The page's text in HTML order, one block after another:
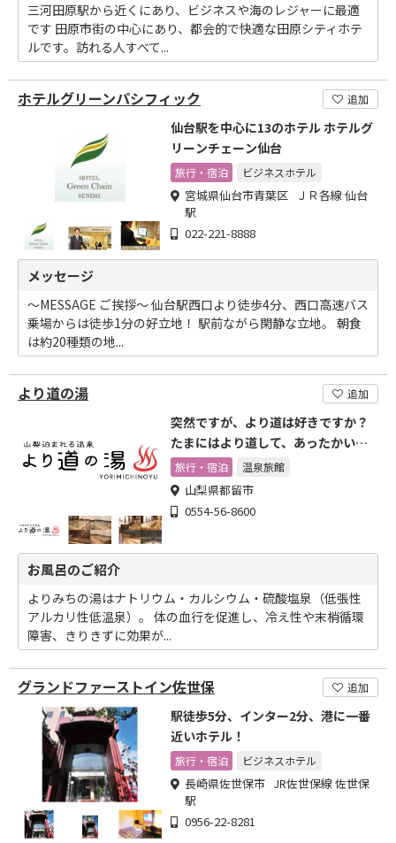
三河田原駅から近くにあり、ビジネスや海のレジャーに最適
です 田原市街の中心にあり、都会的で快適な田原シティホテ
ルです。訪れる人すべて...
ホテルグリーンパシフィック 追加
仙台駅を中心に13のホテル ホテルグ
リーンチェーン仙台
旅行・宿泊 ビジネスホテル
宮城県仙台市青葉区 ＪＲ各線 仙台
駅
022-221-8888
メッセージ
～MESSAGE ご挨拶～ 仙台駅西口より徒歩4分、西口高速バス
乗場からは徒歩1分の好立地！ 駅前ながら閑静な立地。 朝食
は約20種類の地...
より道の湯 追加
突然ですが、より道は好きですか？
たまにはより道して、あったかい温
泉なんかどうですか？
旅行・宿泊 温泉旅館
山梨県都留市
0554-56-8600
お風呂のご紹介
よりみちの湯はナトリウム・カルシウム・硫酸塩泉（低張性
アルカリ性低温泉）。 体の血行を促進し、冷え性や末梢循環
障害、きりきずに効果が...
グランドファーストイン佐世保 追加
駅徒歩5分、インター2分、港に一番
近いホテル！
旅行・宿泊 ビジネスホテル
長崎県佐世保市 JR佐世保線 佐世保
駅
0956-22-8281